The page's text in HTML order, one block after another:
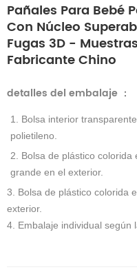
Pañales Para Bebé
Con Núcleo
Fugas 3D -
Fabricante Chino
detalles del embalaje ：
1. Bolsa interior
polietileno.
2. Bolsa de plástico colorida
grande en el exterior.
3. Bolsa de plástico colorida
exterior.
4. Embalaje individual según